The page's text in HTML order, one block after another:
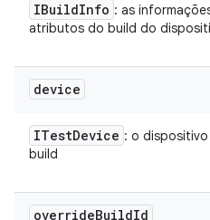
IBuildInfo : as
atributos do build do
device
ITestDevice : o
build
overrideBuildId